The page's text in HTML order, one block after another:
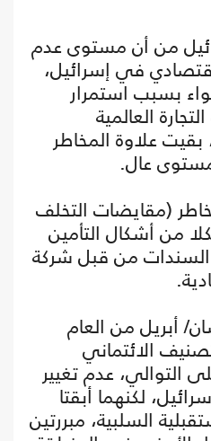
من أن مستوى عدم
في إسرائيل،
بسبب استمرار
العالمية
بقيت علاوة المخاطر
مستوى عال.
(مقايضات التخلف
من أشكال التأمين
من قبل شركة
أبريل من العام
الائتماني
عدم تغيير
لكنهما أبقتا
السلبية، مبررتين